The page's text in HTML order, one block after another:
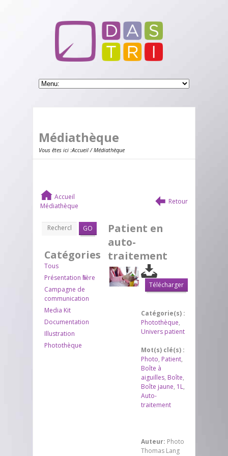
Médiathèque
Vous êtes ici :Accueil/ Médiathèque
Accueil
Médiathèque
Retour
GO
Catégories
Tous
Présentation filière
Campagne de
communication
Media Kit
Documentation
Illustration
Photothèque
Patient en
auto-
traitement
Télécharger
Catégorie(s) :
Photothèque,
Univers patient
Mot(s) clé(s) :
Photo, Patient,
Boîte à
aiguilles, Boîte,
Boîte jaune, 1L,
Auto-
traitement
Auteur: Photo
Thomas Lang